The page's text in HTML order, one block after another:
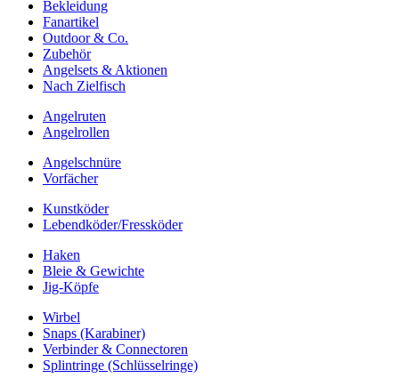
Bekleidung
Fanartikel
Outdoor & Co.
Zubehör
Angelsets & Aktionen
Nach Zielfisch
Angelruten
Angelrollen
Angelschnüre
Vorfächer
Kunstköder
Lebendköder/Fressköder
Haken
Bleie & Gewichte
Jig-Köpfe
Wirbel
Snaps (Karabiner)
Verbinder & Connectoren
Splintringe (Schlüsselringe)